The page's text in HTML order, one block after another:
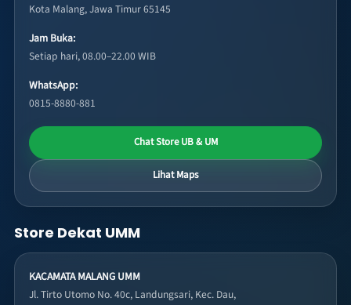
Kota Malang, Jawa Timur 65145
Jam Buka:
Setiap hari, 08.00–22.00 WIB
WhatsApp:
0815-8880-881
Chat Store UB & UM
Lihat Maps
Store Dekat UMM
KACAMATA MALANG UMM
Jl. Tirto Utomo No. 40c, Landungsari, Kec. Dau,